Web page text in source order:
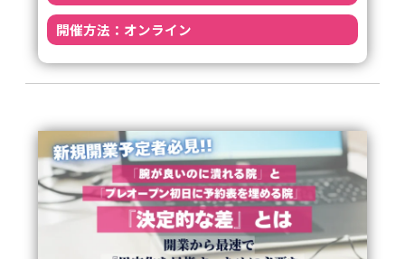
開催方法： オンライン